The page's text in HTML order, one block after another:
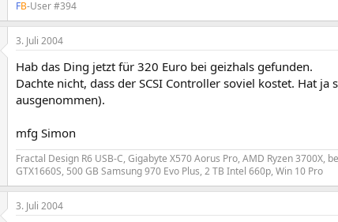
FB-User #394
3. Juli 2004
Hab das Ding jetzt für 320 Euro bei geizhals gefunden.
Dachte nicht, dass der SCSI Controller soviel kostet. Hat
ausgenommen).
mfg Simon
Fractal Design R6 USB-C, Gigabyte X570 Aorus Pro, AMD Ryzen 3700X,
GTX1660S, 500 GB Samsung 970 Evo Plus, 2 TB Intel 660p, Win 10 Pro
3. Juli 2004